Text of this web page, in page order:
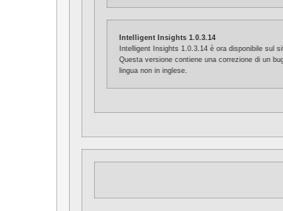
Intelligent Insights 1.0.3.14
Intelligent Insights 1.0.3.14 è ora disponibile sul
Questa versione contiene una correzione di un
lingua non in inglese.